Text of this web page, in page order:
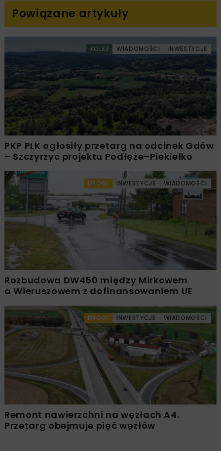
Powiązane artykuły
KOLEJ WIADOMOŚCI INWESTYCJE
PKP PLK ogłosiły przetarg na odcinek Gdów
– Szczyrzyc projektu Podłęże–Piekiełko
DROGI INWESTYCJE WIADOMOŚCI
Rozbudowa DW450 między Mirkowem
a Wieruszowem z dofinansowaniem UE
DROGI INWESTYCJE WIADOMOŚCI
Remont nawierzchni na węzłach A4.
Przetarg obejmuje pięć węzłów